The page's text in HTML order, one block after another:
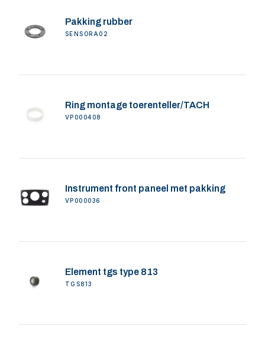
Pakking rubber
SENSORA02
Ring montage toerenteller/TACH
VP000408
Instrument front paneel met pakking
VP000036
Element tgs type 813
TGS813